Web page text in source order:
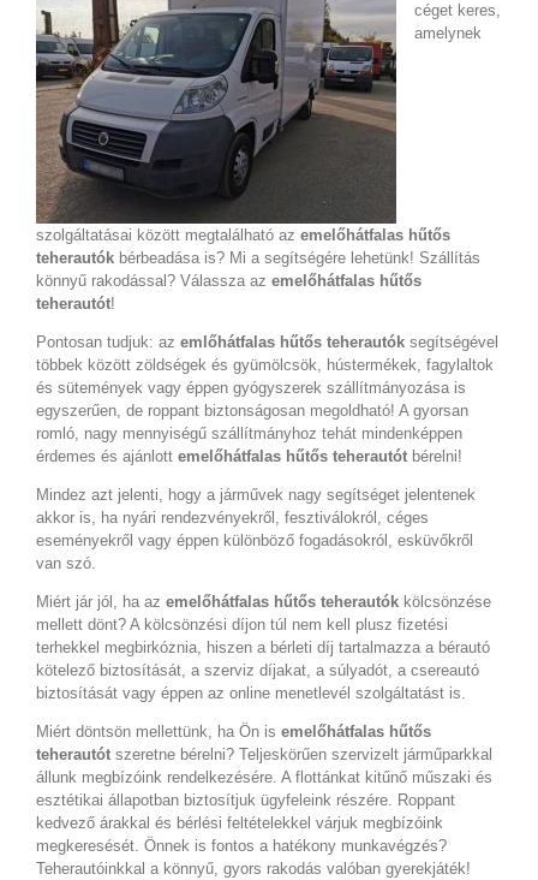
céget keres,
amelynek
szolgáltatásai között megtalálható az emelőhátfalas hűtős
teherautók bérbeadása is? Mi a segítségére lehetünk! Szállítás
könnyű rakodással? Válassza az emelőhátfalas hűtős
teherautót!
Pontosan tudjuk: az emlőhátfalas hűtős teherautók segítségével
többek között zöldségek és gyümölcsök, hústermékek, fagylaltok
és sütemények vagy éppen gyógyszerek szállítmányozása is
egyszerűen, de roppant biztonságosan megoldható! A gyorsan
romló, nagy mennyiségű szállítmányhoz tehát mindenképpen
érdemes és ajánlott emelőhátfalas hűtős teherautót bérelni!
Mindez azt jelenti, hogy a járművek nagy segítséget jelentenek
akkor is, ha nyári rendezvényekről, fesztiválokról, céges
eseményekről vagy éppen különböző fogadásokról, esküvőkről
van szó.
Miért jár jól, ha az emelőhátfalas hűtős teherautók kölcsönzése
mellett dönt? A kölcsönzési díjon túl nem kell plusz fizetési
terhekkel megbirkóznia, hiszen a bérleti díj tartalmazza a bérautó
kötelező biztosítását, a szerviz díjakat, a súlyadót, a csereautó
biztosítását vagy éppen az online menetlevél szolgáltatást is.
Miért döntsön mellettünk, ha Ön is emelőhátfalas hűtős
teherautót szeretne bérelni? Teljeskörűen szervizelt járműparkkal
állunk megbízóink rendelkezésére. A flottánkat kitűnő műszaki és
esztétikai állapotban biztosítjuk ügyfeleink részére. Roppant
kedvező árakkal és bérlési feltételekkel várjuk megbízóink
megkeresését. Önnek is fontos a hatékony munkavégzés?
Teherautóinkkal a könnyű, gyors rakodás valóban gyerekjáték!